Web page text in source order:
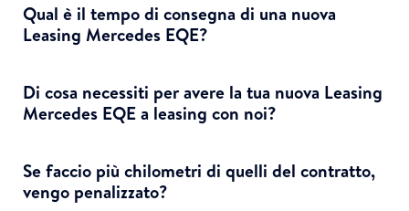
Qual è il tempo di consegna di una nuova
Leasing Mercedes EQE?
Di cosa necessiti per avere la tua nuova Leasing
Mercedes EQE a leasing con noi?
Se faccio più chilometri di quelli del contratto,
vengo penalizzato?